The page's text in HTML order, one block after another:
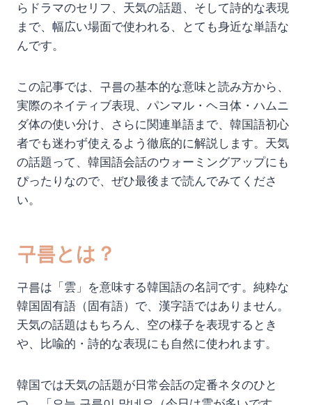
らドラマのセリフ、天気の話題、そして詩的な表現
まで、幅広い場面で使われる、とても身近な単語な
んです。
この記事では、구름の基本的な意味と読み方から、
実際のネイティブ表現、パンマル・ヘヨ体・ハムニ
ダ体の使い分け、さらに関連単語まで、韓国語初心
者でも迷わず使えるよう徹底的に解説します。天気
の話題って、韓国語会話のウォーミングアップにも
ぴったりなので、ぜひ最後まで読んでみてくださ
い。
구름とは？
구름は「雲」を意味する韓国語の名詞です。純粋な
韓国固有語（固有語）で、漢字語ではありません。
天気の話題はもちろん、空の様子を表現するとき
や、比喩的・詩的な表現にも自然に使われます。
韓国では天気の話題が日常会話の定番ネタのひと